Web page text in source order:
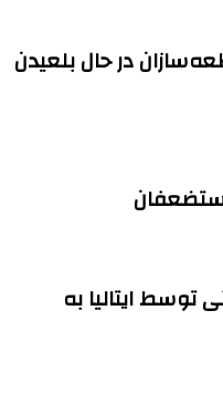
در حال بلعیدن
توسط ایتالیا به